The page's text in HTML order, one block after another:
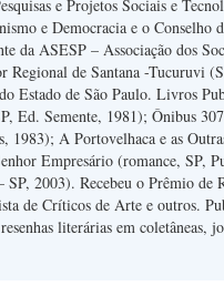
e Projetos Sociais e
e Democracia e o Conselho
da ASESP – Associação dos
Regional de Santana -Tucuruvi
Estado de São Paulo. Livros
Ed. Semente, 1981); Ônibus
1983); A Portovelhaca e as
Empresário (romance, SP,
2003). Recebeu o Prêmio de
de Críticos de Arte e outros.
literárias em coletâneas,